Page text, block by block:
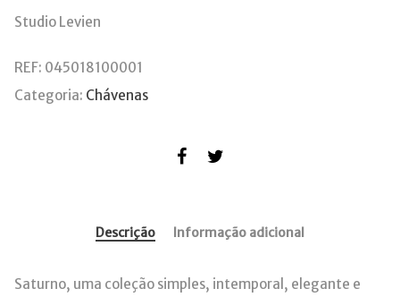
Studio Levien
REF: 045018100001
Categoria: Chávenas
Descrição Informação adicional
Saturno, uma coleção simples, intemporal, elegante e